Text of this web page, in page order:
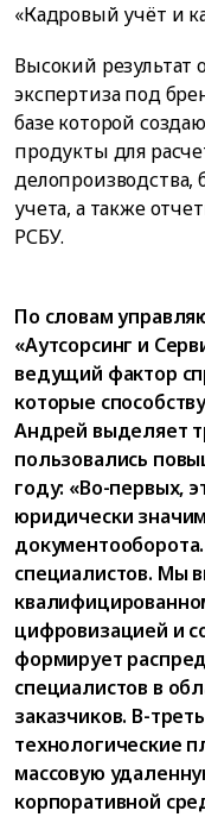
«Кадровый учёт и
Высокий
экспертиза под
базе которой
продукты для
делопроизводства,
учета, а также
РСБУ.
По словам
«Аутсорсинг и
ведущий фактор
которые
Андрей выделяет
пользовались
году: «Во-первых,
юридически
специалистов. Мы
цифровизацией и
формирует
специалистов в
заказчиков. В-
технологические
массовую
корпоративной